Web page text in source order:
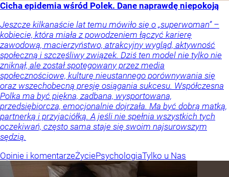
Cicha epidemia wśród Polek. Dane naprawdę niepokoją
Jeszcze kilkanaście lat temu mówiło się o „superwoman” –
kobiecie, która miała z powodzeniem łączyć karierę
zawodową, macierzyństwo, atrakcyjny wygląd, aktywność
społeczną i szczęśliwy związek. Dziś ten model nie tylko nie
zniknął, ale został spotęgowany przez media
społecznościowe, kulturę nieustannego porównywania się
oraz wszechobecną presję osiągania sukcesu. Współczesna
Polka ma być piękna, zadbana, wysportowana,
przedsiębiorcza, emocjonalnie dojrzała. Ma być dobrą matką,
partnerką i przyjaciółką. A jeśli nie spełnia wszystkich tych
oczekiwań, często sama staje się swoim najsurowszym
sędzią.
Opinie i komentarzeŻyciePsychologiaTylko u Nas